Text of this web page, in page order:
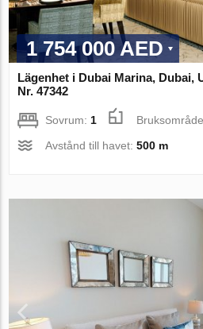
1 754 000 AED
Lägenhet i Dubai Marina, Dubai,
Nr. 47342
Sovrum: 1
Avstånd till havet:500 m